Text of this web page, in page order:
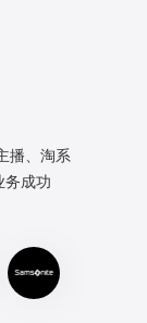
播、淘系
成功